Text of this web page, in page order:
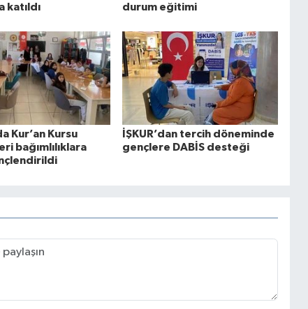
katıldı
durum eğitimi
Kur’an Kursu
bağımlılıklara
İŞKUR’dan tercih döneminde
gençlere DABİS desteği